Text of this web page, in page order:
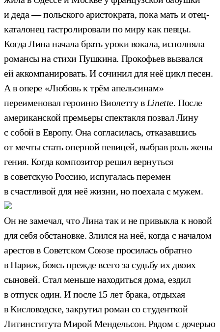
и деда — польского аристократа, пока мать и отец-
каталонец гастролировали по миру как певцы.
Когда Лина начала брать уроки вокала, исполняла
романсы на стихи Пушкина. Прокофьев вызвался
ей аккомпанировать. И сочинил для неё цикл песен.
А в опере «Любовь к трём апельсинам»
переименовал героиню Виолетту в Linette. После
американской премьеры спектакля позвал Лину
с собой в Европу. Она согласилась, отказавшись
от мечты стать оперной певицей, выбрав роль жены
гения. Когда композитор решил вернуться
в советскую Россию, испугалась перемен
в счастливой для неё жизни, но поехала с мужем.
Он не замечал, что Лина так и не привыкла к новой
для себя обстановке. Злился на неё, когда с началом
арестов в Советском Союзе просилась обратно
в Париж, боясь прежде всего за судьбу их двоих
сыновей. Стал меньше находиться дома, ездил
в отпуск один. И после 15 лет брака, отдыхая
в Кисловодске, закрутил роман со студенткой
Литинститута Мирой Мендельсон. Рядом с дочерью